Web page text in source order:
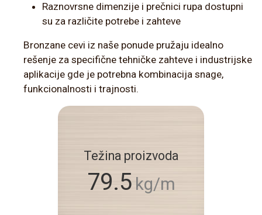
Raznovrsne dimenzije i prečnici rupa dostupni
su za različite potrebe i zahteve
Bronzane cevi iz naše ponude pružaju idealno
rešenje za specifične tehničke zahteve i industrijske
aplikacije gde je potrebna kombinacija snage,
funkcionalnosti i trajnosti.
Težina proizvoda
79.5 kg/m